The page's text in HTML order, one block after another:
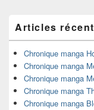
principale
de
widget
pour
barre
latérale
Articles
Chronique manga
Chronique manga
Chronique manga
Chronique manga
Chronique manga